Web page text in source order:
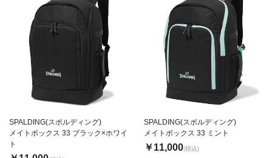
SPALDING(スポルディング)
メイトボックス 33 ブラック×ホワイ
ト
SPALDING(スポルディング)
メイトボックス 33 ミント
￥11,000(税込)